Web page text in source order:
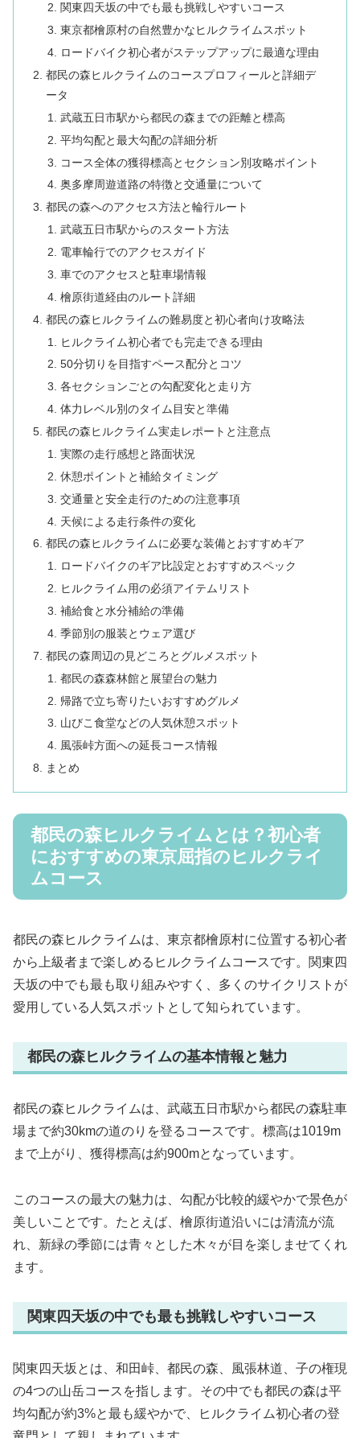
関東四天坂の中でも最も挑戦しやすいコース
東京都檜原村の自然豊かなヒルクライムスポット
ロードバイク初心者がステップアップに最適な理由
都民の森ヒルクライムのコースプロフィールと詳細デ
ータ
武蔵五日市駅から都民の森までの距離と標高
平均勾配と最大勾配の詳細分析
コース全体の獲得標高とセクション別攻略ポイント
奥多摩周遊道路の特徴と交通量について
都民の森へのアクセス方法と輪行ルート
武蔵五日市駅からのスタート方法
電車輪行でのアクセスガイド
車でのアクセスと駐車場情報
檜原街道経由のルート詳細
都民の森ヒルクライムの難易度と初心者向け攻略法
ヒルクライム初心者でも完走できる理由
50分切りを目指すペース配分とコツ
各セクションごとの勾配変化と走り方
体力レベル別のタイム目安と準備
都民の森ヒルクライム実走レポートと注意点
実際の走行感想と路面状況
休憩ポイントと補給タイミング
交通量と安全走行のための注意事項
天候による走行条件の変化
都民の森ヒルクライムに必要な装備とおすすめギア
ロードバイクのギア比設定とおすすめスペック
ヒルクライム用の必須アイテムリスト
補給食と水分補給の準備
季節別の服装とウェア選び
都民の森周辺の見どころとグルメスポット
都民の森森林館と展望台の魅力
帰路で立ち寄りたいおすすめグルメ
山びこ食堂などの人気休憩スポット
風張峠方面への延長コース情報
まとめ
都民の森ヒルクライムとは？初心者
におすすめの東京屈指のヒルクライ
ムコース
都民の森ヒルクライムは、東京都檜原村に位置する初心者
から上級者まで楽しめるヒルクライムコースです。関東四
天坂の中でも最も取り組みやすく、多くのサイクリストが
愛用している人気スポットとして知られています。
都民の森ヒルクライムの基本情報と魅力
都民の森ヒルクライムは、武蔵五日市駅から都民の森駐車
場まで約30kmの道のりを登るコースです。標高は1019m
まで上がり、獲得標高は約900mとなっています。
このコースの最大の魅力は、勾配が比較的緩やかで景色が
美しいことです。たとえば、檜原街道沿いには清流が流
れ、新緑の季節には青々とした木々が目を楽しませてくれ
ます。
関東四天坂の中でも最も挑戦しやすいコース
関東四天坂とは、和田峠、都民の森、風張林道、子の権現
の4つの山岳コースを指します。その中でも都民の森は平
均勾配が約3%と最も緩やかで、ヒルクライム初心者の登